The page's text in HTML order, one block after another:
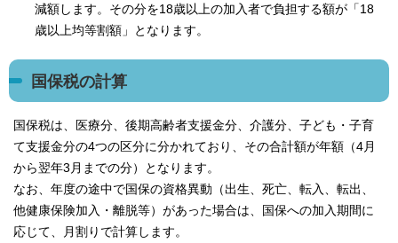
減額します。その分を18歳以上の加入者で負担する額が「18
歳以上均等割額」となります。
国保税の計算
国保税は、医療分、後期高齢者支援金分、介護分、子ども・子育
て支援金分の4つの区分に分かれており、その合計額が年額（4月
から翌年3月までの分）となります。
なお、年度の途中で国保の資格異動（出生、死亡、転入、転出、
他健康保険加入・離脱等）があった場合は、国保への加入期間に
応じて、月割りで計算します。